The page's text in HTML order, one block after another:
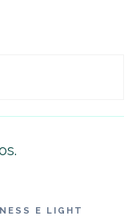
E LIGHT